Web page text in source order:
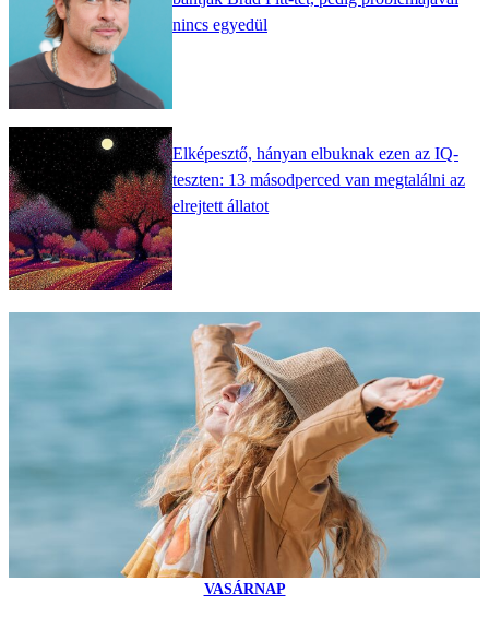
nincs egyedül
Elképesztő, hányan elbuknak ezen az IQ-
teszten: 13 másodperced van megtalálni az
elrejtett állatot
VASÁRNAP